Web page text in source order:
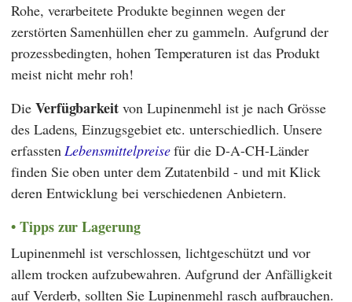
Rohe, verarbeitete Produkte beginnen wegen der
zerstörten Samenhüllen eher zu gammeln. Aufgrund der
prozessbedingten, hohen Temperaturen ist das Produkt
meist nicht mehr roh!
Die Verfügbarkeit von Lupinenmehl ist je nach Grösse
des Ladens, Einzugsgebiet etc. unterschiedlich. Unsere
erfasstenLebensmittelpreisefür die D-A-CH-Länder
finden Sie oben unter dem Zutatenbild - und mit Klick
deren Entwicklung bei verschiedenen Anbietern.
Tipps zur Lagerung
Lupinenmehl ist verschlossen, lichtgeschützt und vor
allem trocken aufzubewahren. Aufgrund der Anfälligkeit
auf Verderb, sollten Sie Lupinenmehl rasch aufbrauchen.